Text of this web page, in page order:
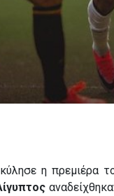
η πρεμιέρα